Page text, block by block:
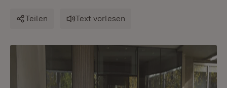
Teilen Text vorlesen